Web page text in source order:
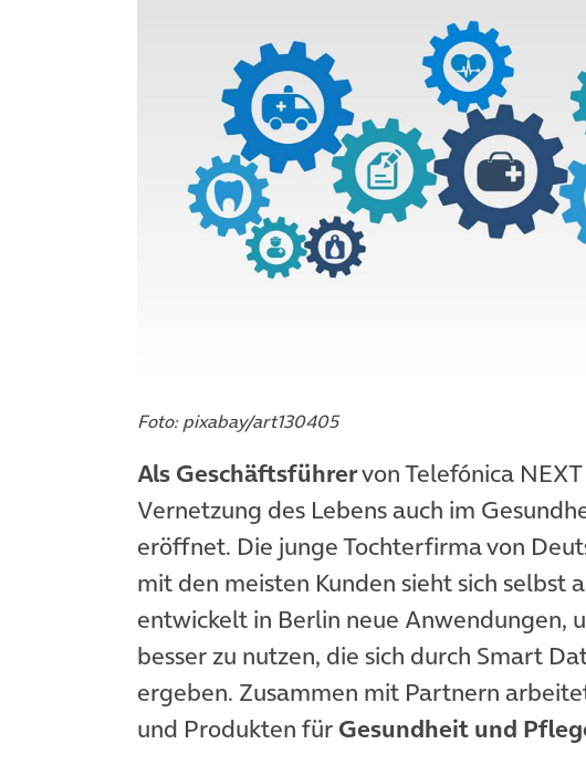
Foto: pixabay/art130405
Als Geschäftsführervon Telefónica
Vernetzung des Lebens auch im
eröffnet. Die junge Tochterfirma von
mit den meisten Kunden sieht sich selbst
entwickelt in Berlin neue Anwendungen,
besser zu nutzen, die sich durch Smart
ergeben. Zusammen mit Partnern
und Produkten für Gesundheit und